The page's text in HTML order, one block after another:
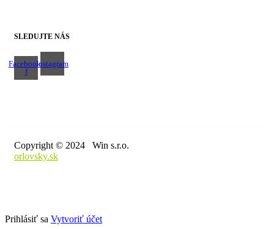
SLEDUJTE NÁS
Facebook-
f
Instagram
Copyright © 2024 Win s.r.o.
orlovsky.sk
Prihlásiť sa Vytvoriť účet